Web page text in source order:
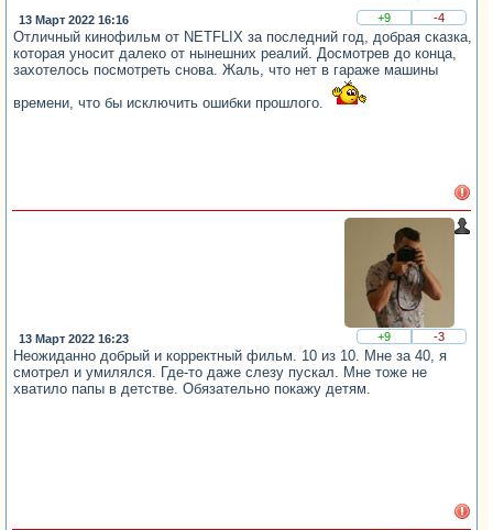
13 Март 2022 16:16 +9 -4
Отличный кинофильм от NETFLIX за последний год, добрая сказка,
которая уносит далеко от нынешних реалий. Досмотрев до конца,
захотелось посмотреть снова. Жаль, что нет в гараже машины
времени, что бы исключить ошибки прошлого.
13 Март 2022 16:23 +9 -3
Неожиданно добрый и корректный фильм. 10 из 10. Мне за 40, я
смотрел и умилялся. Где-то даже слезу пускал. Мне тоже не
хватило папы в детстве. Обязательно покажу детям.